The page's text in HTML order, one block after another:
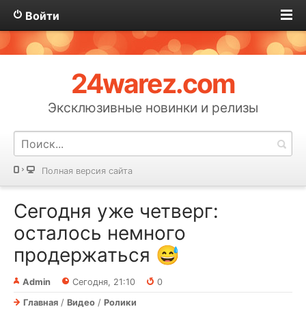
Войти
24warez.com
Эксклюзивные новинки и релизы
Полная версия сайта
Сегодня уже четверг:
осталось немного
продержаться 😅
Admin Сегодня, 21:10
0
Главная / Видео / Ролики